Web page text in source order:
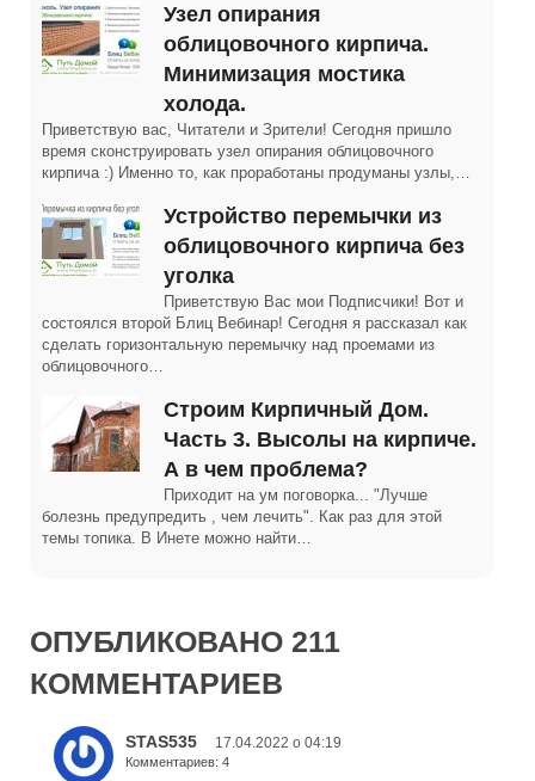
Узел опирания
облицовочного кирпича.
Минимизация мостика
холода.
Приветствую вас, Читатели и Зрители! Сегодня пришло
время сконструировать узел опирания облицовочного
кирпича :) Именно то, как проработаны продуманы узлы,…
Устройство перемычки из
облицовочного кирпича без
уголка
Приветствую Вас мои Подписчики! Вот и
состоялся второй Блиц Вебинар! Сегодня я рассказал как
сделать горизонтальную перемычку над проемами из
облицовочного…
Строим Кирпичный Дом.
Часть 3. Высолы на кирпиче.
А в чем проблема?
Приходит на ум поговорка... "Лучше
болезнь предупредить , чем лечить". Как раз для этой
темы топика. В Инете можно найти…
ОПУБЛИКОВАНО 211
КОММЕНТАРИЕВ
STAS535 17.04.2022 о 04:19
Комментариев: 4